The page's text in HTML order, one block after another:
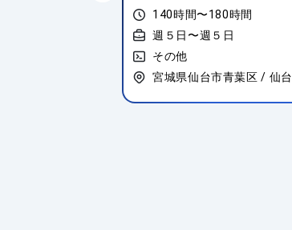
140時間〜180時間
週５日〜週５日
その他
宮城県仙台市青葉区 / 仙台